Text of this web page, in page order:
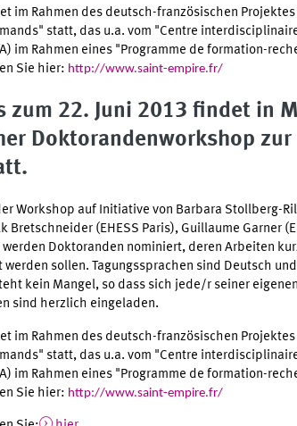
im Rahmen des deutsch-französischen
statt, das u.a. vom "Centre
im Rahmen eines "Programme de formation-
Sie hier: http://www.saint-empire.fr/
zum 22. Juni 2013 findet in
Doktorandenworkshop zur
Workshop auf Initiative von Barbara Stollberg-
Bretschneider (EHESS Paris), Guillaume Garner
werden Doktoranden nominiert, deren Arbeiten
sollen. Tagungssprachen sind Deutsch
kein Mangel, so dass sich jede/r seiner
sind herzlich eingeladen.
im Rahmen des deutsch-französischen
statt, das u.a. vom "Centre
im Rahmen eines "Programme de formation-
Sie hier: http://www.saint-empire.fr/